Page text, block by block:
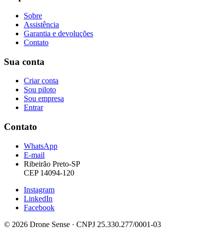
Sobre
Assistência
Garantia e devoluções
Contato
Sua conta
Criar conta
Sou piloto
Sou empresa
Entrar
Contato
WhatsApp
E-mail
Ribeirão Preto-SP
CEP 14094-120
Instagram
LinkedIn
Facebook
© 2026 Drone Sense · CNPJ 25.330.277/0001-03